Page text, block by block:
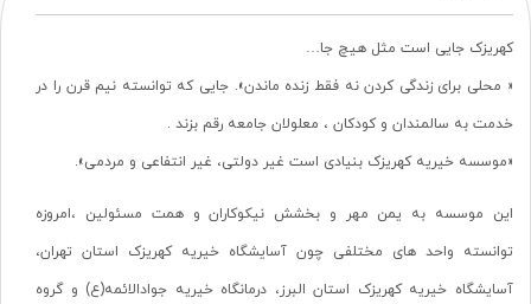
کهریزک جایی است مثل هیچ جا…
« محلی برای زندگی کردن نه فقط زنده ماندن». جایی که توانسته نیم قرن را در
خدمت به سالمندان و کودکان ، معلولان جامعه رقم بزند .
«موسسه خیریه کهریزک بنیادی است غیر دولتی، غیر انتفاعی و مردمی».
این موسسه به یمن مهر و بخشش نیکوکاران و همت مسئولین ،امروزه
توانسته واحد های مختلفی چون آسایشگاه خیریه کهریزک استان تهران،
آسایشگاه خیریه کهریزک استان البرز، درمانگاه خیریه جوادالائمه(ع) و گروه